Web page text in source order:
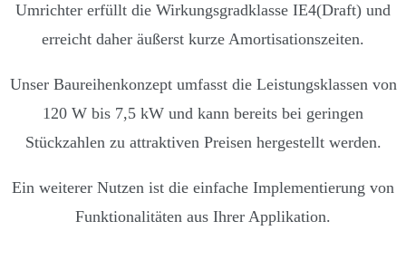
Umrichter erfüllt die Wirkungsgradklasse IE4(Draft) und
erreicht daher äußerst kurze Amortisationszeiten.
Unser Baureihenkonzept umfasst die Leistungsklassen von
120 W bis 7,5 kW und kann bereits bei geringen
Stückzahlen zu attraktiven Preisen hergestellt werden.
Ein weiterer Nutzen ist die einfache Implementierung von
Funktionalitäten aus Ihrer Applikation.